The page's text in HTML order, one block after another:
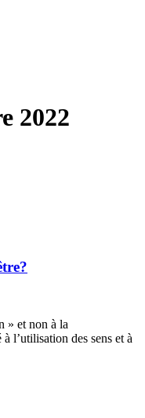
2022
» et non à la
l’utilisation des sens et à